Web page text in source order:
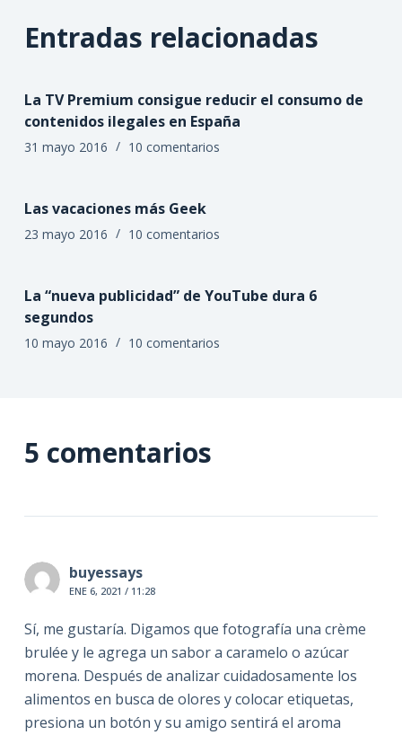
Entradas relacionadas
La TV Premium consigue reducir el consumo de
contenidos ilegales en España
31 mayo 2016 10 comentarios
Las vacaciones más Geek
23 mayo 2016 10 comentarios
La “nueva publicidad” de YouTube dura 6
segundos
10 mayo 2016 10 comentarios
5 comentarios
buyessays
ENE 6, 2021 / 11:28
Sí, me gustaría. Digamos que fotografía una crème
brulée y le agrega un sabor a caramelo o azúcar
morena. Después de analizar cuidadosamente los
alimentos en busca de olores y colocar etiquetas,
presiona un botón y su amigo sentirá el aroma